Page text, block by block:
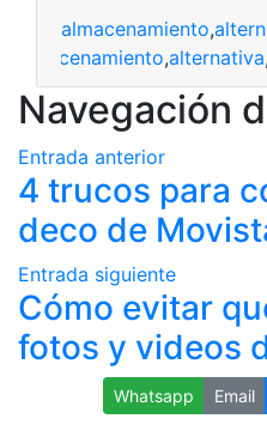
almacenamiento,
almacenamiento,alternativa,
Navegación
Entrada anterior
4 trucos para
deco de
Entrada siguiente
Cómo evitar
fotos y videos
Whatsapp Email